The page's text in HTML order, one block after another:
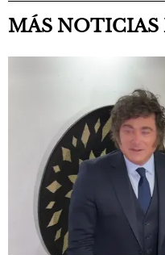
MÁS NOTICIAS